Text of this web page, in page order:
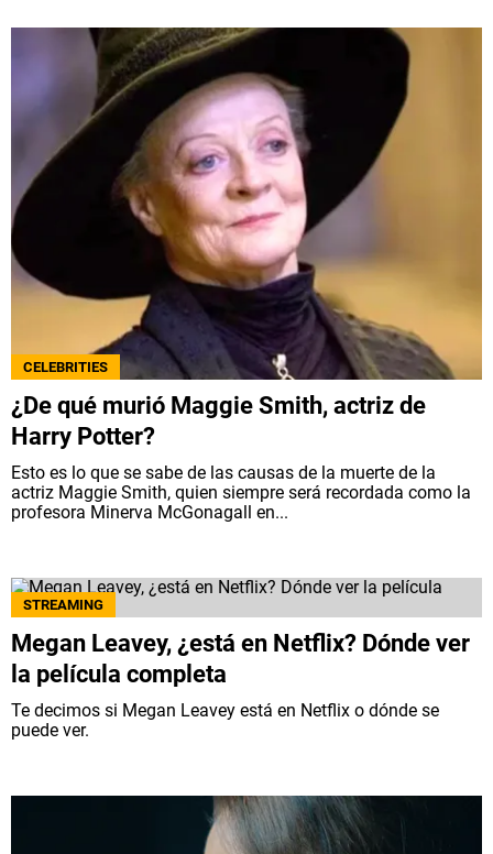
CELEBRITIES
¿De qué murió Maggie Smith, actriz de
Harry Potter?
Esto es lo que se sabe de las causas de la muerte de la
actriz Maggie Smith, quien siempre será recordada como la
profesora Minerva McGonagall en...
STREAMING
Megan Leavey, ¿está en Netflix? Dónde ver
la película completa
Te decimos si Megan Leavey está en Netflix o dónde se
puede ver.